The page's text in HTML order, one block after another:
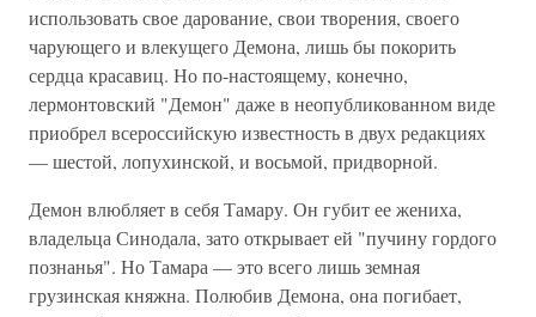
использовать свое дарование, свои творения, своего
чарующего и влекущего Демона, лишь бы покорить
сердца красавиц. Но по-настоящему, конечно,
лермонтовский "Демон" даже в неопубликованном виде
приобрел всероссийскую известность в двух редакциях
— шестой, лопухинской, и восьмой, придворной.
Демон влюбляет в себя Тамару. Он губит ее жениха,
владельца Синодала, зато открывает ей "пучину гордого
познанья". Но Тамара — это всего лишь земная
грузинская княжна. Полюбив Демона, она погибает,